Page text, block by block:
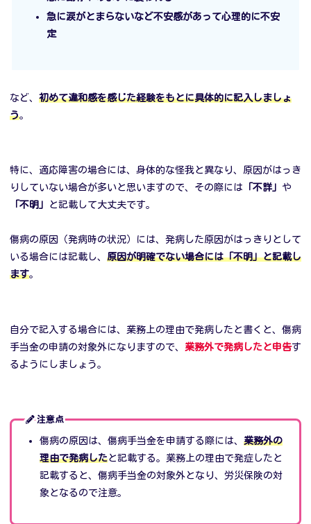
急に涙がとまらないなど不安感があって心理的に不安
定
など、 初めて違和感を感じた経験をもとに具体的に記入しましょ
う。
特に、適応障害の場合には、身体的な怪我と異なり、原因がはっき
りしていない場合が多いと思いますので、その際には 「不詳」 や
「不明」
と記載して大丈夫です。
傷病の原因（発病時の状況）には、発病した原因がはっきりとして
いる場合には記載し、 原因が明確でない場合には「不明」と記載し
ます。
自分で記入する場合には、業務上の理由で発病したと書くと、傷病
手当金の申請の対象外になりますので、 業務外で発病したと申告す
るようにしましょう。
注意点
傷病の原因は、傷病手当金を申請する際には、 業務外の
理由で発病したと記載する。業務上の理由で発症したと
記載すると、傷病手当金の対象外となり、労災保険の対
象となるので注意。